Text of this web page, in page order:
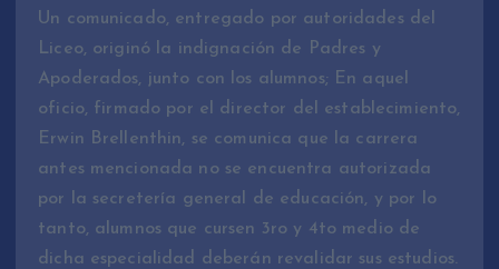
Un comunicado, entregado por autoridades del
Liceo, originó la indignación de Padres y
Apoderados, junto con los alumnos; En aquel
oficio, firmado por el director del establecimiento,
Erwin Brellenthin, se comunica que la carrera
antes mencionada no se encuentra autorizada
por la secretería general de educación, y por lo
tanto, alumnos que cursen 3ro y 4to medio de
dicha especialidad deberán revalidar sus estudios.